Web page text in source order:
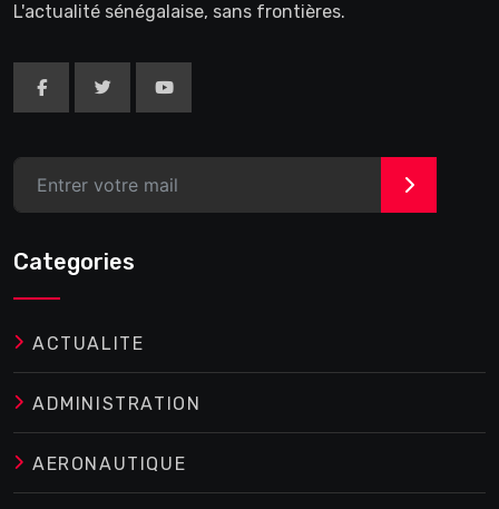
L'actualité sénégalaise, sans frontières.
>
Categories
ACTUALITE
ADMINISTRATION
AERONAUTIQUE